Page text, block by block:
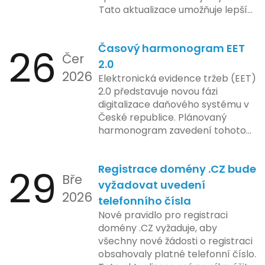
ose zavedení této technologie.
Tato aktualizace umožňuje lepší
podniky s náročnými účetními
procesy.
26 Čer
2026
Časový harmonogram EET
2.0
Elektronická evidence tržeb (EET)
2.0 představuje novou fázi
digitalizace daňového systému v
České republice. Plánovaný
harmonogram zavedení tohoto
zahrnuje přípravu technické
platformy a legislativních změn,
které by měly být předloženy do
konce tohoto roku. Očekává se,
že tato fáze umožní adaptaci
systémů a rozšíření podpory pro
podnikatele, přičemž všechny
potřebné technologie by měly
29 Bře
2026
Registrace domény .CZ bude
vyžadovat uvedení
telefonního čísla
Nové pravidlo pro registraci
domény .CZ vyžaduje, aby
všechny nové žádosti o registraci
obsahovaly platné telefonní číslo.